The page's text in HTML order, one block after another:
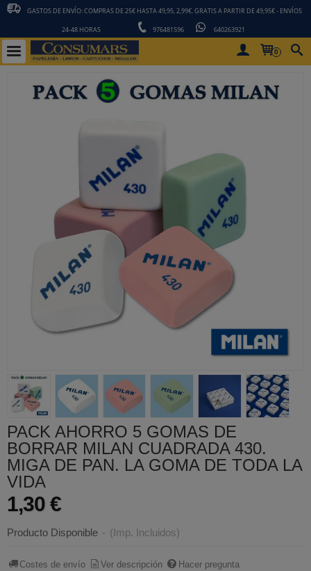
GASTOS DE ENVÍO: COMPRAS DE 25€ HASTA 49,95, 2,99€. GRATIS A PARTIR DE 49,95€ - ENVÍOS
24-48 HORAS 976481596 640263921
0
PACK AHORRO 5 GOMAS DE
BORRAR MILAN CUADRADA 430.
MIGA DE PAN. LA GOMA DE TODA LA
VIDA
1,30 €
Producto Disponible - (Imp. Incluidos)
Costes de envío Ver descripción Hacer pregunta